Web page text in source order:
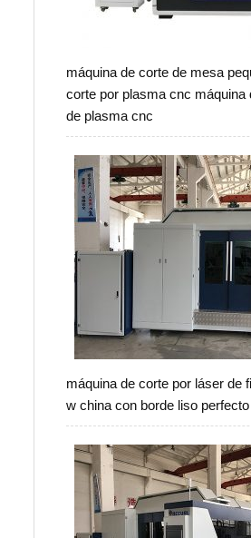
máquina de corte de mesa
corte por plasma cnc máquina
de plasma cnc
máquina de corte por láser de
w china con borde liso perfecto